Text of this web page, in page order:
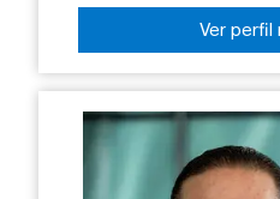
Ver perfil